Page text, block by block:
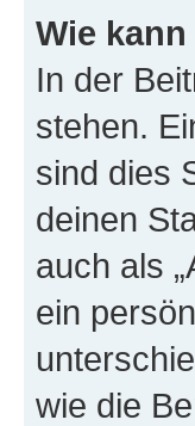
Wie
In der
stehen.
sind dies
deinen
auch als
ein
wie die